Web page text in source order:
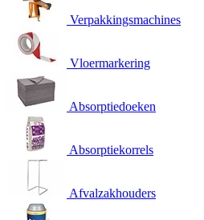
Verpakkingsmachines
Vloermarkering
Absorptiedoeken
Absorptiekorrels
Afvalzakhouders